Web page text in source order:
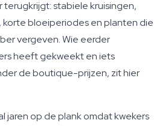
terugkrijgt: stabiele kruisingen,
bloeiperiodes en planten die
vergeven. Wie eerder
heeft gekweekt en iets
de boutique-prijzen, zit hier
jaren op de plank omdat kwekers